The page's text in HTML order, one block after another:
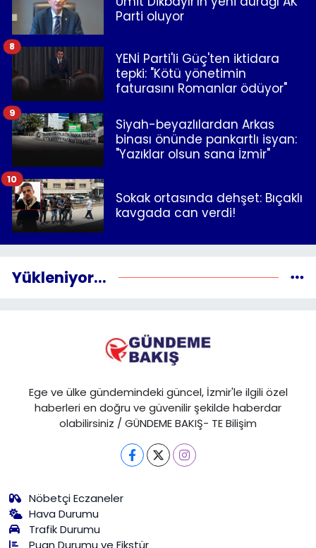
Parti oluyor
YENİ Parti'li Güç'ten iktidara
tepki: "Kötü yönetimin
faturasını Romanlar ödüyor"
8
Siyah-beyazlılardan Arkas
binası önünde pankartlı isyan:
"Yazıklar olsun sana İzmir"
9
Sokak ortasında dehşet: Bıçaklı
kavgada can verdi!
10
Yükleniyor...
Ege ve ülke gündemindeki güncel, İzmir'le ilgili özel
haberleri en doğru ve güvenilir şekilde haberdar
olabilirsiniz / GÜNDEME BAKIŞ- TE Bilişim
Nöbetçi Eczaneler
Hava Durumu
Trafik Durumu
Puan Durumu ve Fikstür